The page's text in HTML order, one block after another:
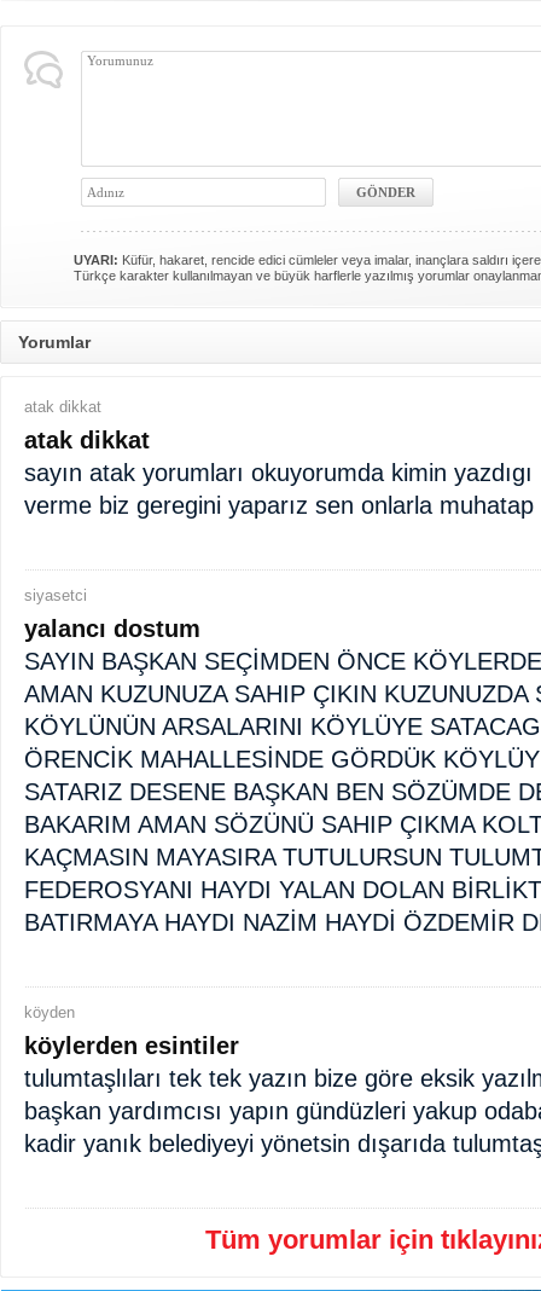
UYARI: Küfür, hakaret, rencide edici cümleler veya imalar, inançlara saldırı
Türkçe karakter kullanılmayan ve büyük harflerle yazılmış yorumlar
Yorumlar
atak dikkat
atak dikkat
sayın atak yorumları okuyorumda kimin
verme biz geregini yaparız sen onlarla muhatap
siyasetci
yalancı dostum
SAYIN BAŞKAN SEÇİMDEN ÖNCE
AMAN KUZUNUZA SAHIP ÇIKIN KUZUNUZDA
KÖYLÜNÜN ARSALARINI KÖYLÜYE
ÖRENCİK MAHALLESİNDE GÖRDÜK
SATARIZ DESENE BAŞKAN BEN SÖZÜMDE
BAKARIM AMAN SÖZÜNÜ SAHIP ÇIKMA
KAÇMASIN MAYASIRA TUTULURSUN
FEDEROSYANI HAYDI YALAN DOLAN
BATIRMAYA HAYDI NAZİM HAYDİ ÖZDEMİR
köyden
köylerden esintiler
tulumtaşlıları tek tek yazın bize göre eksik
başkan yardımcısı yapın gündüzleri yakup
kadir yanık belediyeyi yönetsin dışarıda
Tüm yorumlar için